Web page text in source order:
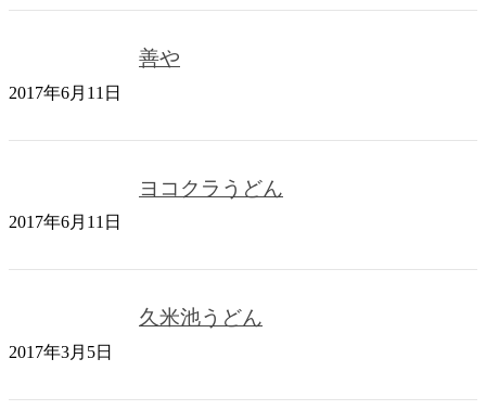
善や
2017年6月11日
ヨコクラうどん
2017年6月11日
久米池うどん
2017年3月5日